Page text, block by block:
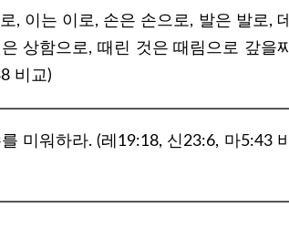
, 이는 이로, 손은 손으로, 발은 발로, 데
상함으로, 때린 것은 때림으로 갚을찌
비교)
미워하라.(레19:18, 신23:6, 마5:43 비